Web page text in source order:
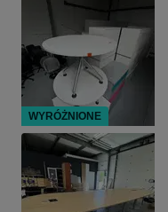
WYRÓŻNIONE